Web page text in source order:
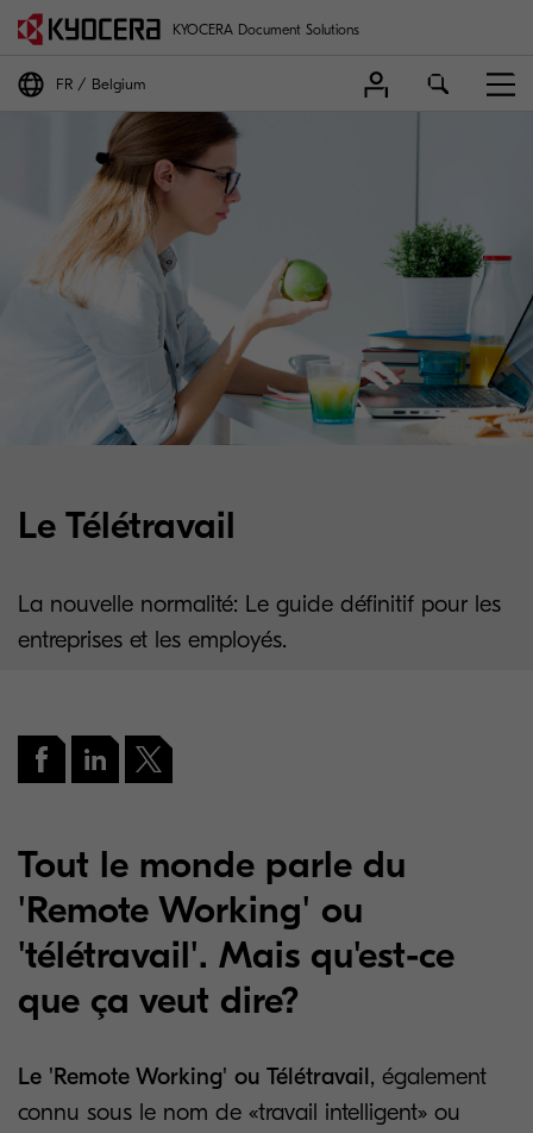
KYOCERA Document Solutions
FR Belgium
Le Télétravail
La nouvelle normalité: Le guide définitif pour les
entreprises et les employés.
Tout le monde parle du
'Remote Working' ou
'télétravail'. Mais qu'est-ce
que ça veut dire?
Le 'Remote Working' ou Télétravail, également
connu sous le nom de «travail intelligent» ou